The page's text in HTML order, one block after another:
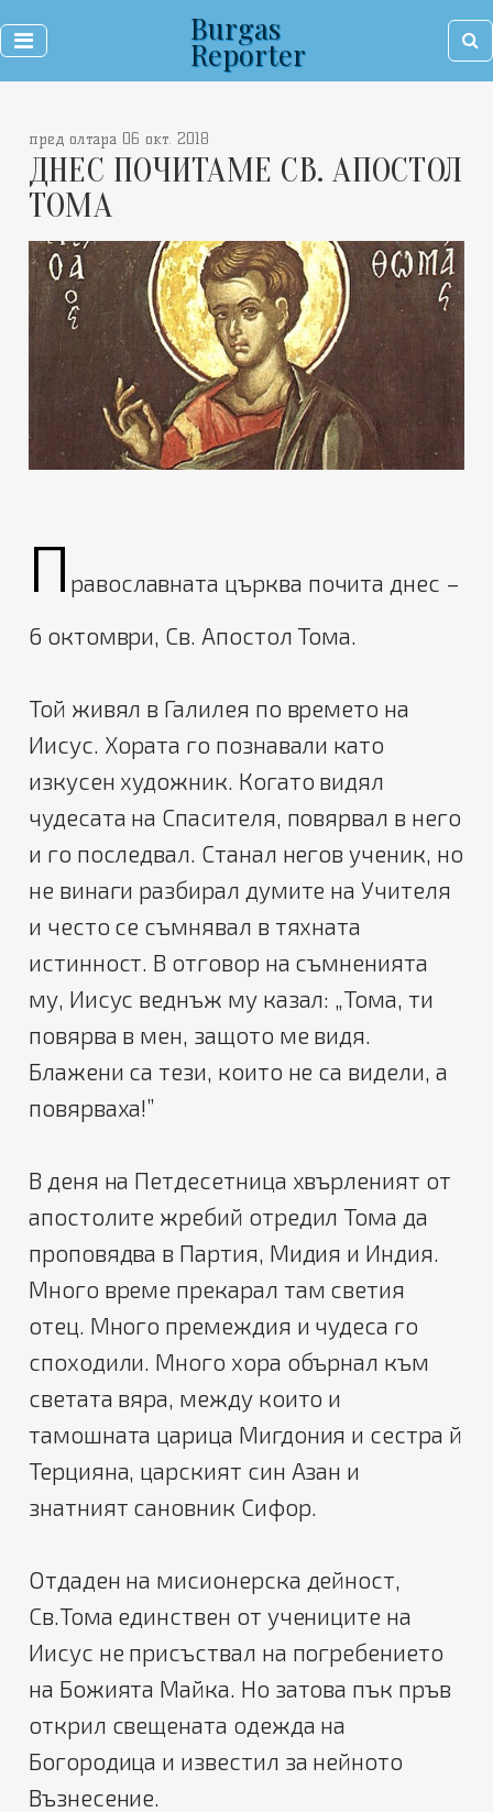
Burgas
Reporter
пред олтара 06 окт. 2018
ДНЕС ПОЧИТАМЕ СВ. АПОСТОЛ
ТОМА
П равославната църква почита днес –
6 октомври, Св. Апостол Тома.
Той живял в Галилея по времето на
Иисус. Хората го познавали като
изкусен художник. Когато видял
чудесата на Спасителя, повярвал в него
и го последвал. Станал негов ученик, но
не винаги разбирал думите на Учителя
и често се съмнявал в тяхната
истинност. В отговор на съмненията
му, Иисус веднъж му казал: „Тома, ти
повярва в мен, защото ме видя.
Блажени са тези, които не са видели, а
повярваха!”
В деня на Петдесетница хвърленият от
апостолите жребий отредил Тома да
проповядва в Партия, Мидия и Индия.
Много време прекарал там светия
отец. Много премеждия и чудеса го
споходили. Много хора обърнал към
светата вяра, между които и
тамошната царица Мигдония и сестра й
Терцияна, царският син Азан и
знатният сановник Сифор.
Отдаден на мисионерска дейност,
Св.Тома единствен от учениците на
Иисус не присъствал на погребението
на Божията Майка. Но затова пък пръв
открил свещената одежда на
Богородица и известил за нейното
Възнесение.